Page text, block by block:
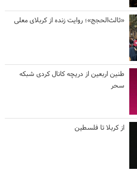
«ثالث‌الحجج»؛ روایت زنده از کربلای معلی
طنین اربعین از دریچه کانال کردی شبکه
سحر
از کربلا تا فلسطین